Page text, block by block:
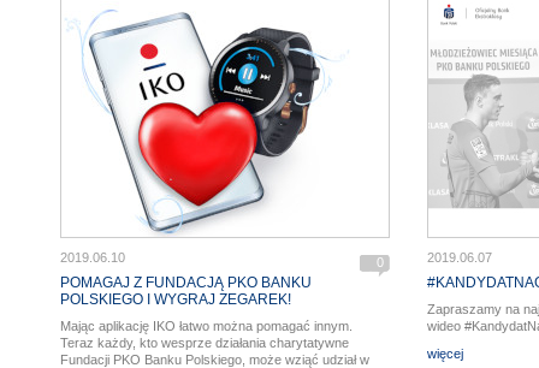
0
2019.06.10
POMAGAJ Z FUNDACJĄ PKO BANKU
POLSKIEGO I WYGRAJ ZEGAREK!
Mając aplikację IKO łatwo można pomagać innym.
Teraz każdy, kto wesprze działania charytatywne
Fundacji PKO Banku Polskiego, może wziąć udział w
2019.06.07
Zapraszamy na
wideo
więcej